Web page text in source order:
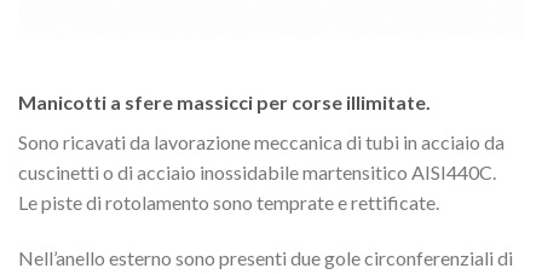
Manicotti a sfere massicci per corse illimitate.
Sono ricavati da lavorazione meccanica di tubi in acciaio da
cuscinetti o di acciaio inossidabile martensitico AISI440C.
Le piste di rotolamento sono temprate e rettificate.
Nell’anello esterno sono presenti due gole circonferenziali di